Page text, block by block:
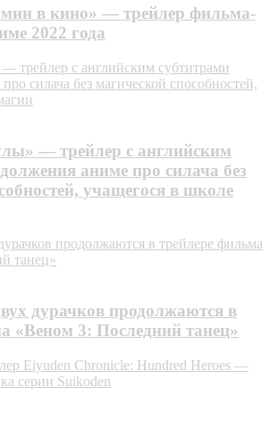
в кино» — трейлер фильма-
2022 года
трейлер с английским субтитрами
силача без магической способностей,
— трейлер с английским
аниме про силача без
учащегося в школе
продолжаются в трейлере фильма
танец»
дурачков продолжаются в
«Веном 3: Последний танец»
Eiyuden Chronicle: Hundred Heroes —
серии Suikoden